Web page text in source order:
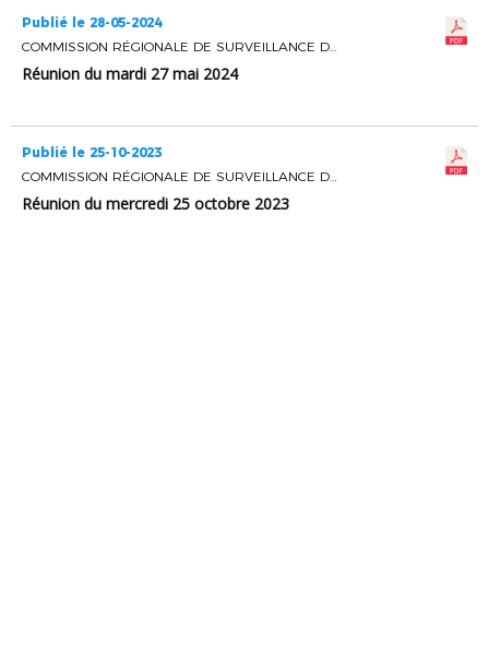
Publié le 28-05-2024
COMMISSION RÉGIONALE DE SURVEILLANCE DES OPERATIONS ELECTORALES
Réunion du mardi 27 mai 2024
Publié le 25-10-2023
COMMISSION RÉGIONALE DE SURVEILLANCE DES OPERATIONS ELECTORALES
Réunion du mercredi 25 octobre 2023